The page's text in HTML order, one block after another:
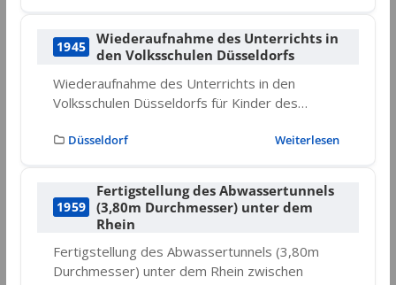
1945
Wiederaufnahme des Unterrichts in
den Volksschulen Düsseldorfs
Wiederaufnahme des Unterrichts in den
Volksschulen Düsseldorfs für Kinder des…
Düsseldorf Weiterlesen
1959
Fertigstellung des Abwassertunnels
(3,80m Durchmesser) unter dem
Rhein
Fertigstellung des Abwassertunnels (3,80m
Durchmesser) unter dem Rhein zwischen